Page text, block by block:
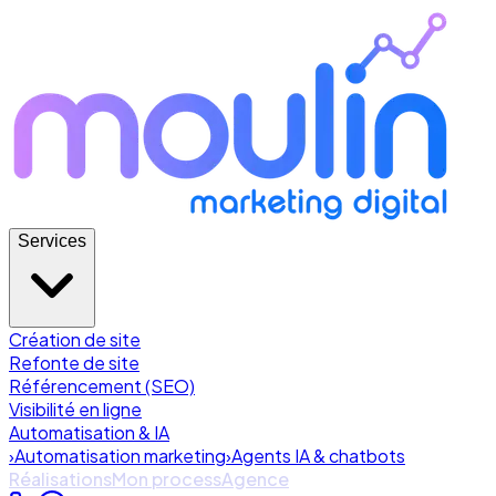
Services
Création de site
Refonte de site
Référencement (SEO)
Visibilité en ligne
Automatisation & IA
›Automatisation marketing›Agents IA & chatbots
RéalisationsMon processAgence